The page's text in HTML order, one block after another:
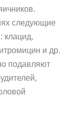
следующие
клацид,
и др.
подавляют